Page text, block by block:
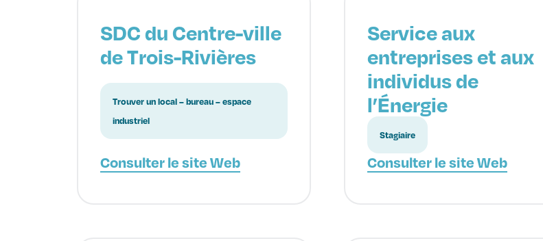
SDC du Centre-ville
de Trois-Rivières
Trouver un local – bureau – espace
industriel
Consulter le site Web
Service aux
entreprises et aux
individus de
l’Énergie
Stagiaire
Consulter le site Web